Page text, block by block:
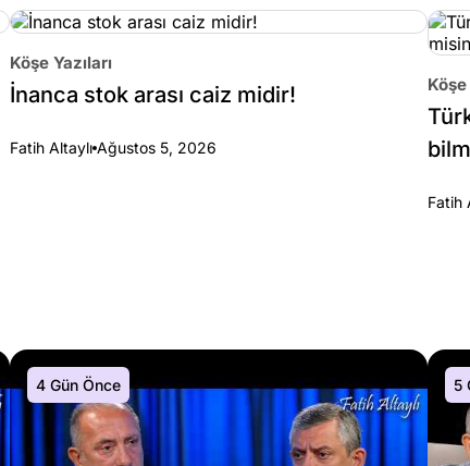
Köşe Yazıları
İnanca stok arası caiz midir!
Fatih Altaylı Ağustos 5, 2026
Köşe
Fatih
4 Gün Önce 5